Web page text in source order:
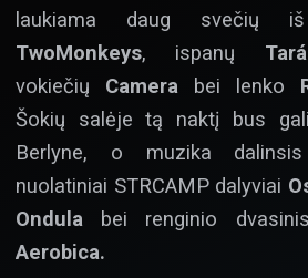
laukiama daug svečių
TwoMonkeys, ispanų
vokiečių Camera bei lenko
Šokių salėje tą naktį bus
Berlyne, o muzika
nuolatiniai STRCAMP dalyviai
Ondula bei renginio
Aerobica.